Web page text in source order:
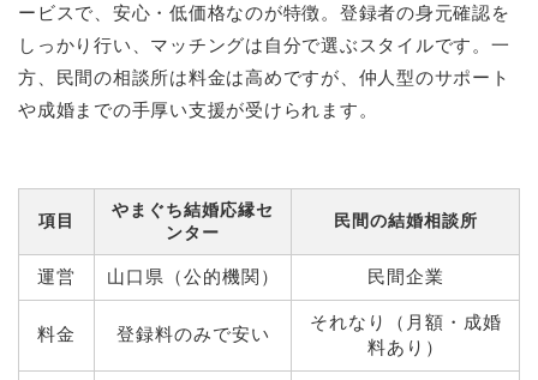
ービスで、安心・低価格なのが特徴。登録者の身元確認を
しっかり行い、マッチングは自分で選ぶスタイルです。一
方、民間の相談所は料金は高めですが、仲人型のサポート
や成婚までの手厚い支援が受けられます。
項目
やまぐち結婚応縁セ
ンター
民間の結婚相談所
運営 山口県（公的機関） 民間企業
料金 登録料のみで安い
それなり（月額・成婚
料あり）